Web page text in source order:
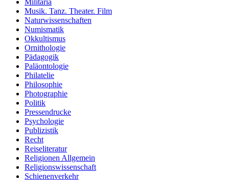
Militaria
Musik. Tanz. Theater. Film
Naturwissenschaften
Numismatik
Okkultismus
Ornithologie
Pädagogik
Paläontologie
Philatelie
Philosophie
Photographie
Politik
Pressendrucke
Psychologie
Publizistik
Recht
Reiseliteratur
Religionen Allgemein
Religionswissenschaft
Schienenverkehr